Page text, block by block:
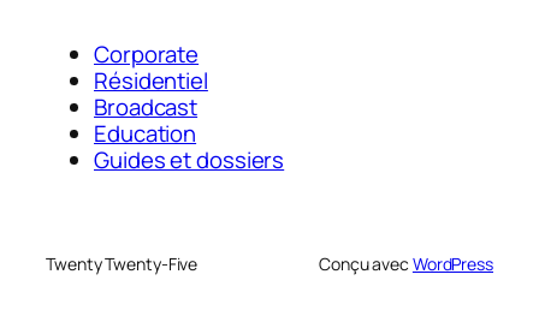
Corporate
Résidentiel
Broadcast
Education
Guides et dossiers
Twenty Twenty-Five Conçu avec WordPress